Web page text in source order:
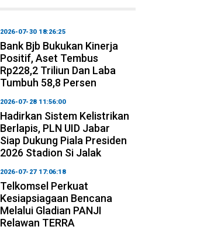
2026-07-30 18:26:25
Bank Bjb Bukukan Kinerja
Positif, Aset Tembus
Rp228,2 Triliun Dan Laba
Tumbuh 58,8 Persen
2026-07-28 11:56:00
Hadirkan Sistem Kelistrikan
Berlapis, PLN UID Jabar
Siap Dukung Piala Presiden
2026 Stadion Si Jalak
2026-07-27 17:06:18
Telkomsel Perkuat
Kesiapsiagaan Bencana
Melalui Gladian PANJI
Relawan TERRA